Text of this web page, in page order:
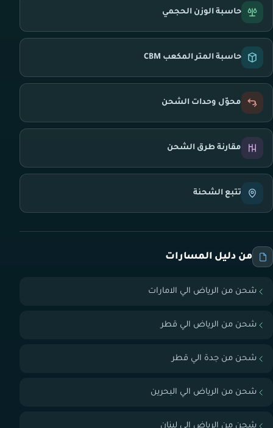
حاسبة الوزن الحجمي
حاسبة المتر المكعب CBM
محوّل وحدات الشحن
مقارنة طرق الشحن
تتبع الشحنة
من دليل المسارات
شحن من الرياض الي الامارات
شحن من الرياض الي قطر
شحن من جدة الي قطر
شحن من الرياض الي البحرين
شحن من الرياض الي لبنان